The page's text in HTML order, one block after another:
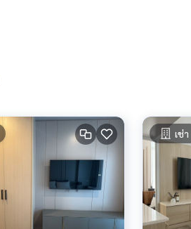
เช่า